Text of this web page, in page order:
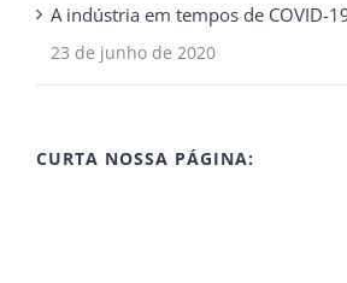
A indústria em tempos de COVID-
23 de junho de 2020
CURTA NOSSA PÁGINA: